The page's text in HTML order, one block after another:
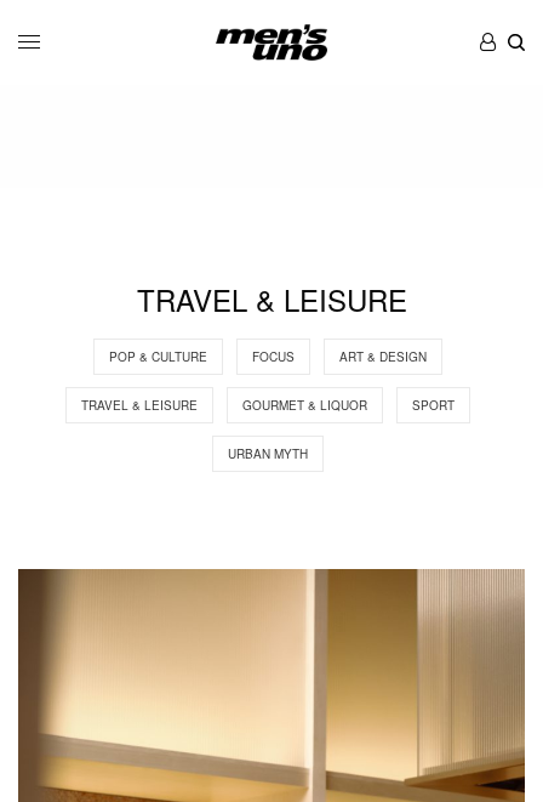
TRAVEL & LEISURE
POP & CULTURE FOCUS ART & DESIGN
TRAVEL & LEISURE GOURMET & LIQUOR SPORT
URBAN MYTH